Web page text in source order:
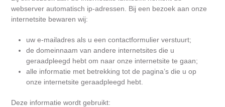
webserver automatisch ip-adressen. Bij een bezoek aan onze
internetsite bewaren wij:
uw e-mailadres als u een contactformulier verstuurt;
de domeinnaam van andere internetsites die u
geraadpleegd hebt om naar onze internetsite te gaan;
alle informatie met betrekking tot de pagina’s die u op
onze internetsite geraadpleegd hebt.
Deze informatie wordt gebruikt: